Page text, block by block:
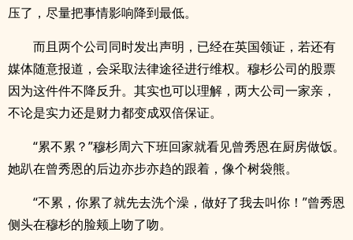
压了，尽量把事情影响降到最低。
而且两个公司同时发出声明，已经在英国领证，若还有
媒体随意报道，会采取法律途径进行维权。穆杉公司的股票
因为这件件不降反升。其实也可以理解，两大公司一家亲，
不论是实力还是财力都变成双倍保证。
“累不累？”穆杉周六下班回家就看见曾秀恩在厨房做饭。
她趴在曾秀恩的后边亦步亦趋的跟着，像个树袋熊。
“不累，你累了就先去洗个澡，做好了我去叫你！”曾秀恩
侧头在穆杉的脸颊上吻了吻。